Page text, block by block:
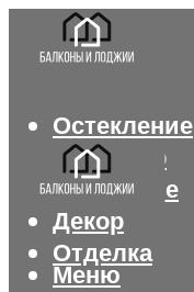
Остекление
Интерьер
Утепление
Декор
Отделка
Меню